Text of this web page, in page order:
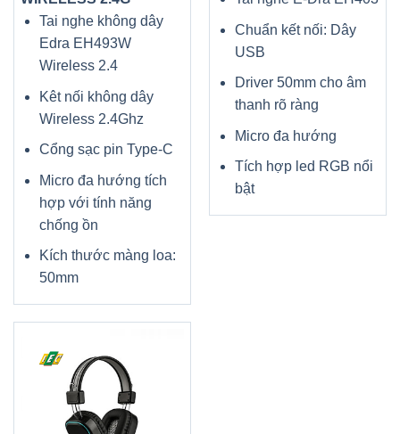
Tai nghe không dây
Edra EH493W
Wireless 2.4
Kêt nối không dây
Wireless 2.4Ghz
Cổng sạc pin Type-C
Micro đa hướng tích
hợp với tính năng
chống ồn
Kích thước màng loa:
50mm
Chuẩn kết nối: Dây
USB
Driver 50mm cho âm
thanh rõ ràng
Micro đa hướng
Tích hợp led RGB nổi
bật